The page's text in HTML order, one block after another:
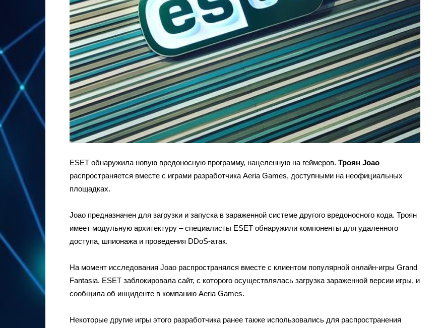
ESET обнаружила новую вредоносную программу, нацеленную на геймеров. Троян Joao
распространяется вместе с играми разработчика Aeria Games, доступными на неофициальных
площадках.
Joao предназначен для загрузки и запуска в зараженной системе другого вредоносного кода. Троян
имеет модульную архитектуру – специалисты ESET обнаружили компоненты для удаленного
доступа, шпионажа и проведения DDoS-атак.
На момент исследования Joao распространялся вместе с клиентом популярной онлайн-игры Grand
Fantasia. ESET заблокировала сайт, с которого осуществлялась загрузка зараженной версии игры, и
сообщила об инциденте в компанию Aeria Games.
Некоторые другие игры этого разработчика ранее также использовались для распространения